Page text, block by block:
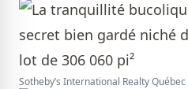
Sotheby’s International Realty Québec